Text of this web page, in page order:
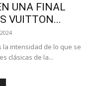
UNA FINAL
VUITTON...
la intensidad de lo que se
clásicas de la...